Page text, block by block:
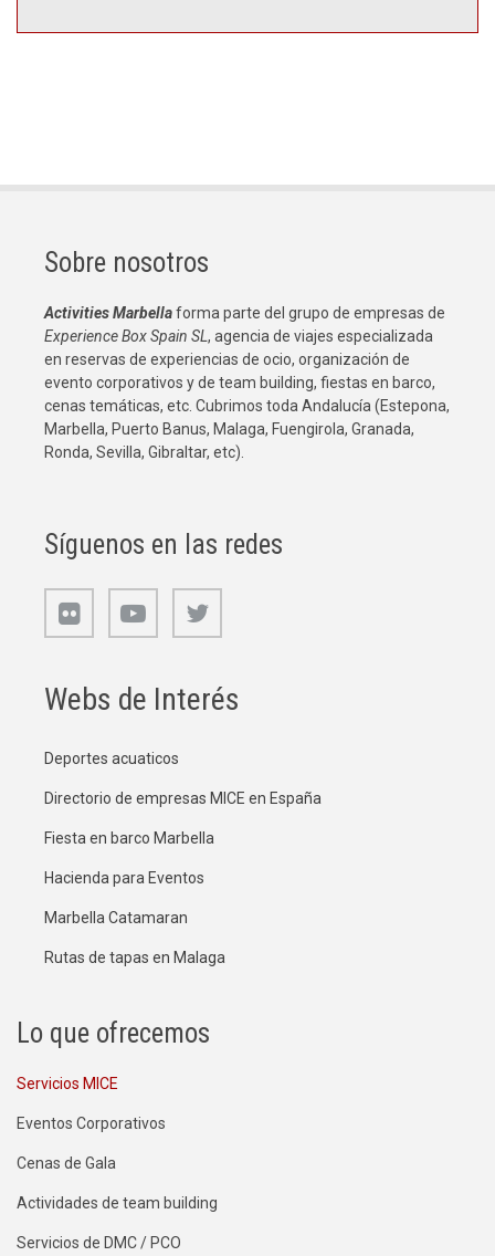
Sobre nosotros
Activities Marbellaforma parte del grupo de empresas de
Experience Box Spain SL, agencia de viajes especializada
en reservas de experiencias de ocio, organización de
evento corporativos y de team building, fiestas en barco,
cenas temáticas, etc. Cubrimos toda Andalucía (Estepona,
Marbella, Puerto Banus, Malaga, Fuengirola, Granada,
Ronda, Sevilla, Gibraltar, etc).
Síguenos en las redes
Webs de Interés
Deportes acuaticos
Directorio de empresas MICE en España
Fiesta en barco Marbella
Hacienda para Eventos
Marbella Catamaran
Rutas de tapas en Malaga
Lo que ofrecemos
Servicios MICE
Eventos Corporativos
Cenas de Gala
Actividades de team building
Servicios de DMC / PCO